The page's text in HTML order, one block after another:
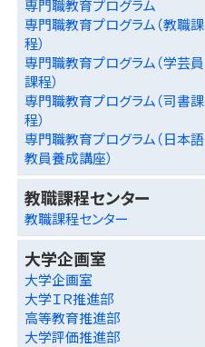
専門職教育プログラム
専門職教育プログラム（教職課
程）
専門職教育プログラム（学芸員
課程）
専門職教育プログラム（司書課
程）
専門職教育プログラム（日本語
教員養成講座）
教職課程センター
教職課程センター
大学企画室
大学企画室
大学ＩＲ推進部
高等教育推進部
大学評価推進部